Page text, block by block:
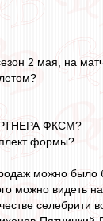
2 мая, на
ФКСМ?
формы?
можно было
можно видеть
селебрити